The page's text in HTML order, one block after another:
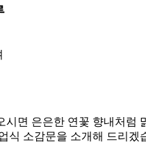
시면 은은한 연꽃 향내처럼
식 소감문을 소개해 드리겠